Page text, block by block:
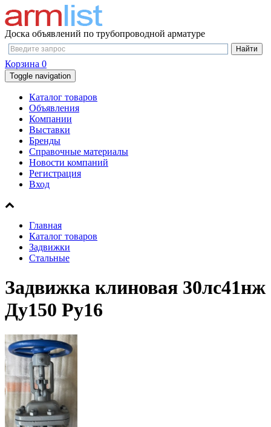
Доска объявлений по трубопроводной арматуре
Корзина 0
Toggle navigation
Каталог товаров
Объявления
Компании
Выставки
Бренды
Справочные материалы
Новости компаний
Регистрация
Вход
Главная
Каталог товаров
Задвижки
Стальные
Задвижка клиновая 30лс41нж
Ду150 Ру16